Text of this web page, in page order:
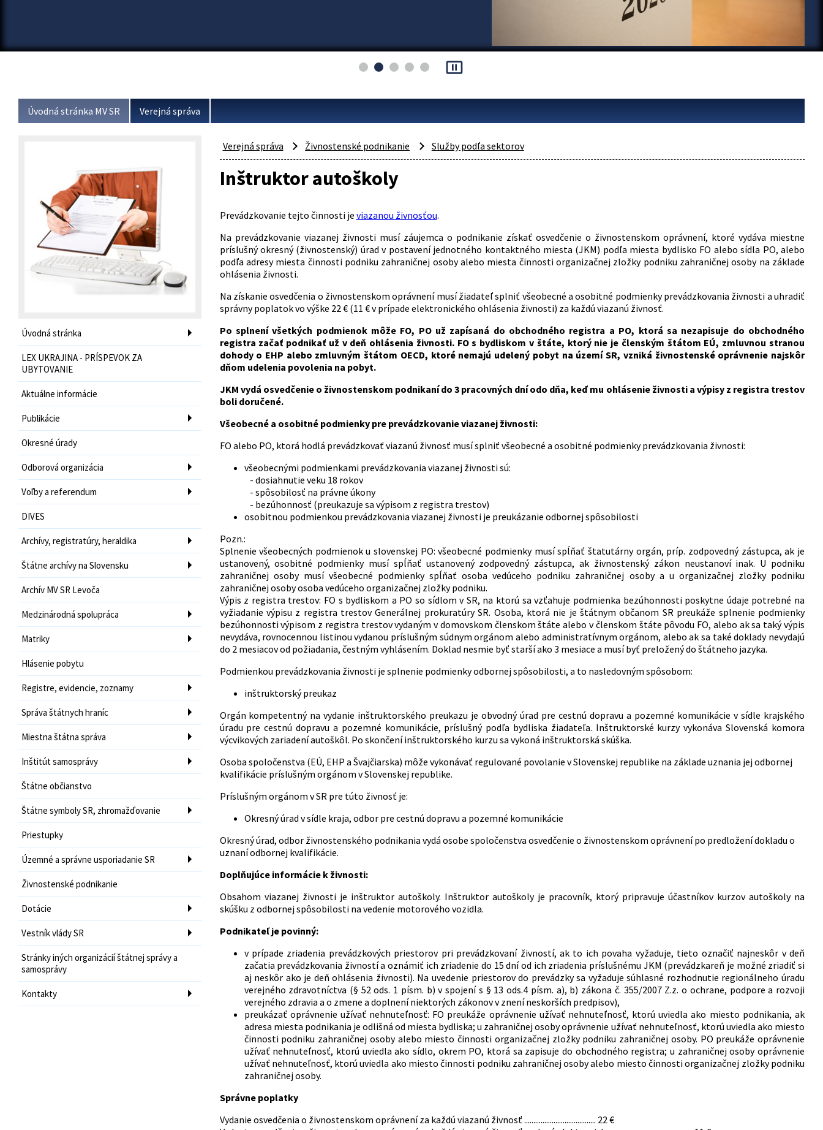
pause_presentation
Úvodná stránka MV SR Verejná správa
Úvodná stránka
LEX UKRAJINA - PRÍSPEVOK ZA
UBYTOVANIE
Aktuálne informácie
Publikácie
Okresné úrady
Odborová organizácia
Voľby a referendum
DIVES
Archívy, registratúry, heraldika
Štátne archívy na Slovensku
Archív MV SR Levoča
Medzinárodná spolupráca
Matriky
Hlásenie pobytu
Registre, evidencie, zoznamy
Správa štátnych hraníc
Miestna štátna správa
Inštitút samosprávy
Štátne občianstvo
Štátne symboly SR, zhromažďovanie
Priestupky
Územné a správne usporiadanie SR
Živnostenské podnikanie
Dotácie
Vestník vlády SR
Stránky iných organizácií štátnej správy a
samosprávy
Kontakty
Verejná správa Živnostenské podnikanie Služby podľa sektorov
Inštruktor autoškoly
Prevádzkovanie tejto činnosti je viazanou živnosťou.
Na prevádzkovanie viazanej živnosti musí záujemca o podnikanie získať osvedčenie o živnostenskom oprávnení, ktoré vydáva miestne
príslušný okresný (živnostenský) úrad v postavení jednotného kontaktného miesta (JKM) podľa miesta bydlisko FO alebo sídla PO, alebo
podľa adresy miesta činnosti podniku zahraničnej osoby alebo miesta činnosti organizačnej zložky podniku zahraničnej osoby na základe
ohlásenia živnosti.
Na získanie osvedčenia o živnostenskom oprávnení musí žiadateľ splniť všeobecné a osobitné podmienky prevádzkovania živnosti a uhradiť
správny poplatok vo výške 22 € (11 € v prípade elektronického ohlásenia živnosti) za každú viazanú živnosť.
Po splnení všetkých podmienok môže FO, PO už zapísaná do obchodného registra a PO, ktorá sa nezapisuje do obchodného
registra začať podnikať už v deň ohlásenia živnosti. FO s bydliskom v štáte, ktorý nie je členským štátom EÚ, zmluvnou stranou
dohody o EHP alebo zmluvným štátom OECD, ktoré nemajú udelený pobyt na území SR, vzniká živnostenské oprávnenie najskôr
dňom udelenia povolenia na pobyt.
JKM vydá osvedčenie o živnostenskom podnikaní do 3 pracovných dní odo dňa, keď mu ohlásenie živnosti a výpisy z registra trestov
boli doručené.
Všeobecné a osobitné podmienky pre prevádzkovanie viazanej živnosti:
FO alebo PO, ktorá hodlá prevádzkovať viazanú živnosť musí splniť všeobecné a osobitné podmienky prevádzkovania živnosti:
všeobecnými podmienkami prevádzkovania viazanej živnosti sú:
- dosiahnutie veku 18 rokov
- spôsobilosť na právne úkony
- bezúhonnosť (preukazuje sa výpisom z registra trestov)
osobitnou podmienkou prevádzkovania viazanej živnosti je preukázanie odbornej spôsobilosti
Pozn.:
Splnenie všeobecných podmienok u slovenskej PO: všeobecné podmienky musí spĺňať štatutárny orgán, príp. zodpovedný zástupca, ak je
ustanovený, osobitné podmienky musí spĺňať ustanovený zodpovedný zástupca, ak živnostenský zákon neustanoví inak. U podniku
zahraničnej osoby musí všeobecné podmienky spĺňať osoba vedúceho podniku zahraničnej osoby a u organizačnej zložky podniku
zahraničnej osoby osoba vedúceho organizačnej zložky podniku.
Výpis z registra trestov: FO s bydliskom a PO so sídlom v SR, na ktorú sa vzťahuje podmienka bezúhonnosti poskytne údaje potrebné na
vyžiadanie výpisu z registra trestov Generálnej prokuratúry SR. Osoba, ktorá nie je štátnym občanom SR preukáže splnenie podmienky
bezúhonnosti výpisom z registra trestov vydaným v domovskom členskom štáte alebo v členskom štáte pôvodu FO, alebo ak sa taký výpis
nevydáva, rovnocennou listinou vydanou príslušným súdnym orgánom alebo administratívnym orgánom, alebo ak sa také doklady nevydajú
do 2 mesiacov od požiadania, čestným vyhlásením. Doklad nesmie byť starší ako 3 mesiace a musí byť preložený do štátneho jazyka.
Podmienkou prevádzkovania živnosti je splnenie podmienky odbornej spôsobilosti, a to nasledovným spôsobom:
inštruktorský preukaz
Orgán kompetentný na vydanie inštruktorského preukazu je obvodný úrad pre cestnú dopravu a pozemné komunikácie v sídle krajského
úradu pre cestnú dopravu a pozemné komunikácie, príslušný podľa bydliska žiadateľa. Inštruktorské kurzy vykonáva Slovenská komora
výcvikových zariadení autoškôl. Po skončení inštruktorského kurzu sa vykoná inštruktorská skúška.
Osoba spoločenstva (EÚ, EHP a Švajčiarska) môže vykonávať regulované povolanie v Slovenskej republike na základe uznania jej odbornej
kvalifikácie príslušným orgánom v Slovenskej republike.
Príslušným orgánom v SR pre túto živnosť je:
Okresný úrad v sídle kraja, odbor pre cestnú dopravu a pozemné komunikácie
Okresný úrad, odbor živnostenského podnikania vydá osobe spoločenstva osvedčenie o živnostenskom oprávnení po predložení dokladu o
uznaní odbornej kvalifikácie.
Doplňujúce informácie k živnosti:
Obsahom viazanej živnosti je inštruktor autoškoly. Inštruktor autoškoly je pracovník, ktorý pripravuje účastníkov kurzov autoškoly na
skúšku z odbornej spôsobilosti na vedenie motorového vozidla.
Podnikateľ je povinný:
v prípade zriadenia prevádzkových priestorov pri prevádzkovaní živností, ak to ich povaha vyžaduje, tieto označiť najneskôr v deň
začatia prevádzkovania živností a oznámiť ich zriadenie do 15 dní od ich zriadenia príslušnému JKM (prevádzkareň je možné zriadiť si
aj neskôr ako je deň ohlásenia živnosti). Na uvedenie priestorov do prevádzky sa vyžaduje súhlasné rozhodnutie regionálneho úradu
verejného zdravotníctva (§ 52 ods. 1 písm. b) v spojení s § 13 ods.4 písm. a), b) zákona č. 355/2007 Z.z. o ochrane, podpore a rozvoji
verejného zdravia a o zmene a doplnení niektorých zákonov v znení neskorších predpisov),
preukázať oprávnenie užívať nehnuteľnosť: FO preukáže oprávnenie užívať nehnuteľnosť, ktorú uviedla ako miesto podnikania, ak
adresa miesta podnikania je odlišná od miesta bydliska; u zahraničnej osoby oprávnenie užívať nehnuteľnosť, ktorú uviedla ako miesto
činnosti podniku zahraničnej osoby alebo miesto činnosti organizačnej zložky podniku zahraničnej osoby. PO preukáže oprávnenie
užívať nehnuteľnosť, ktorú uviedla ako sídlo, okrem PO, ktorá sa zapisuje do obchodného registra; u zahraničnej osoby oprávnenie
užívať nehnuteľnosť, ktorú uviedla ako miesto činnosti podniku zahraničnej osoby alebo miesto činnosti organizačnej zložky podniku
zahraničnej osoby.
Správne poplatky
Vydanie osvedčenia o živnostenskom oprávnení za každú viazanú živnosť ....................................... 22 €